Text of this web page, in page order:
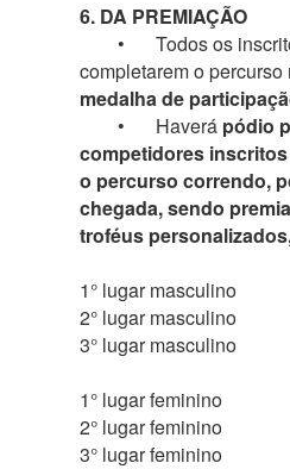
6. DA PREMIAÇÃO
•
Todos os
completarem o percurso
medalha de
•
Haverá pódio
competidores
o percurso correndo,
chegada, sendo
troféus
1° lugar masculino
2° lugar masculino
3° lugar masculino
1° lugar feminino
2° lugar feminino
3° lugar feminino